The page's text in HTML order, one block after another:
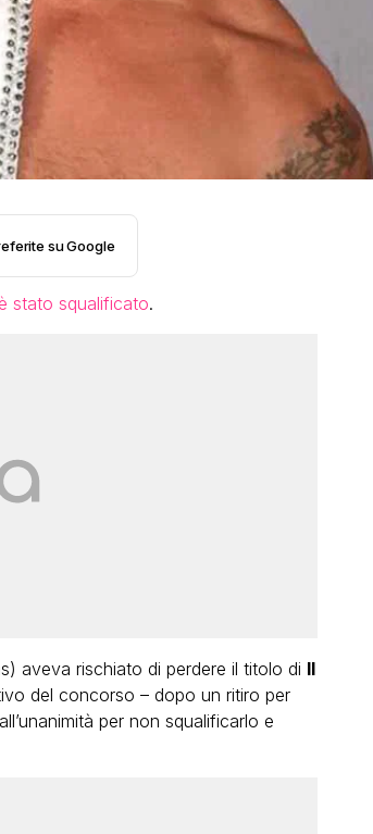
su Google
stato squalificato.
aveva rischiato di perdere il titolo di Il
del concorso – dopo un ritiro per
per non squalificarlo e